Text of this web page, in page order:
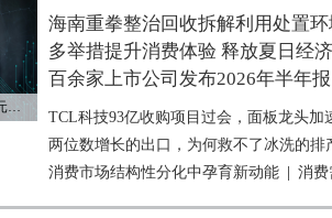
“国补”继续！第三批625亿元资金已下达
海南重拳整治回收拆解利用处置
多举措提升消费体验 释放夏日经
百余家上市公司发布2026年半年报
TCL科技93亿收购项目过会，面板龙头加
两位数增长的出口，为何救不了冰洗的排
消费市场结构性分化中孕育新动能
消费